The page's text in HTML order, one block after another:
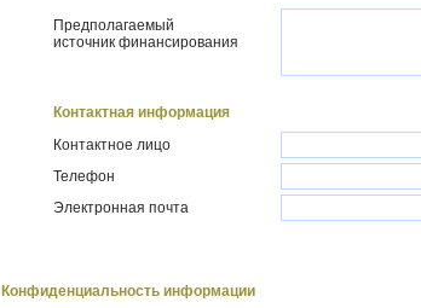
Предполагаемый
источник финансирования
Контактная информация
Контактное лицо
Телефон
Электронная почта
Конфиденциальность информации